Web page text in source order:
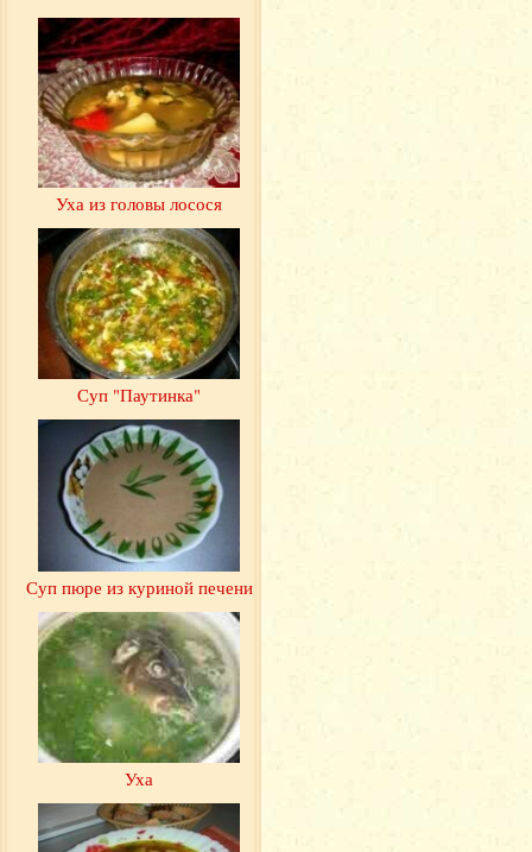
Уха из головы лосося
Суп "Паутинка"
Суп пюре из куриной печени
Уха